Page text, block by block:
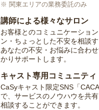
※ 関東エリアの業務委託のみ
講師による様々なサロン
お客様とのコミュニケーショ
ン・ちょっとした不安を相談
あなたの不安・お悩みに合わ
かりサポートします。
キャスト専用コミュニティ
CaSyキャスト限定SNS「
で、サービスのノウハウを共
相談することができます。